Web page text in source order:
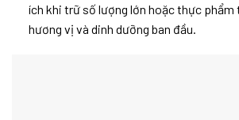
ích khi trữ số lượng lớn hoặc thực
hương vị và dinh dưỡng ban đầu.